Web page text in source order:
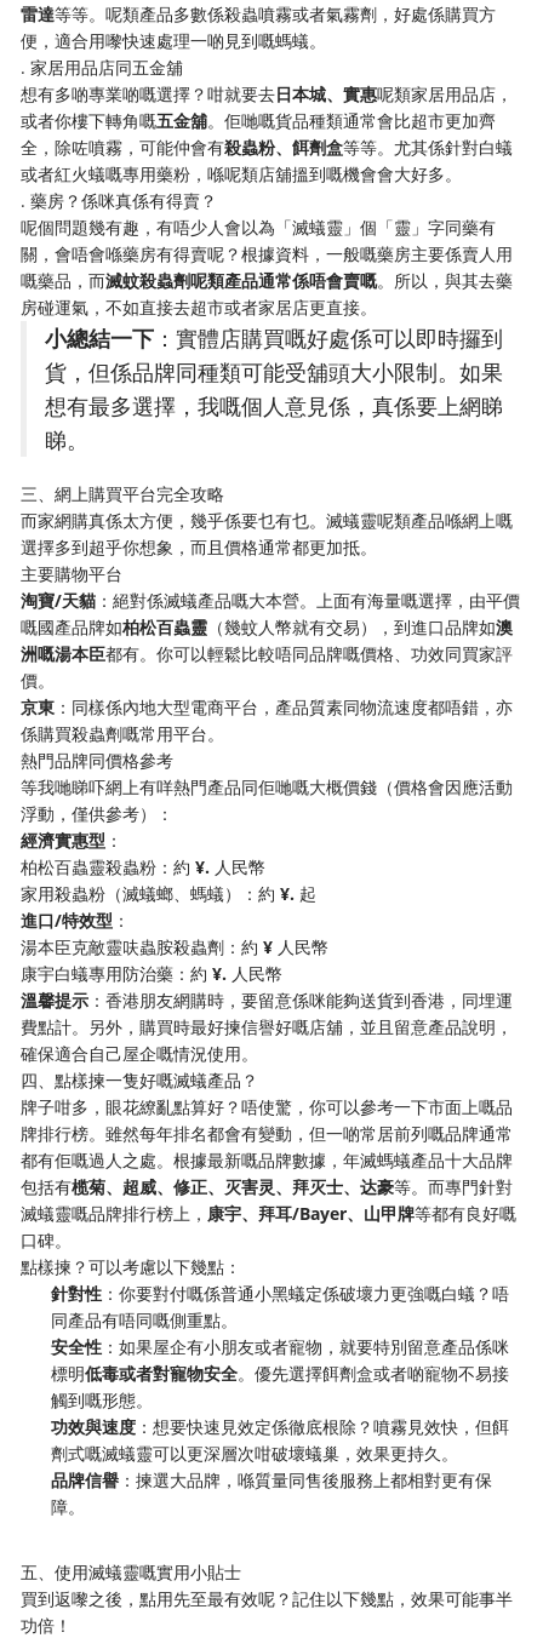
雷達​​等等。呢類產品多數係殺蟲噴霧或者氣霧劑，好處係購買方
便，適合用嚟快速處理一啲見到嘅螞蟻。
. 家居用品店同五金舖
想有多啲專業啲嘅選擇？咁就要去​​日本城、實惠​​呢類家居用品店，
或者你樓下轉角嘅​​五金舖​​。佢哋嘅貨品種類通常會比超市更加齊
全，除咗噴霧，可能仲會有​​殺蟲粉、餌劑盒​​等等。尤其係針對白蟻
或者紅火蟻嘅專用藥粉，喺呢類店舖搵到嘅機會會大好多。
. 藥房？係咪真係有得賣？
呢個問題幾有趣，有唔少人會以為「滅蟻靈」個「靈」字同藥有
關，會唔會喺藥房有得賣呢？根據資料，一般嘅藥房主要係賣人用
嘅藥品，而​​滅蚊殺蟲劑呢類產品通常係唔會賣嘅​​。所以，與其去藥
房碰運氣，不如直接去超市或者家居店更直接。
​小總結一下​ ​：實體店購買嘅好處係可以即時攞到
貨，但係品牌同種類可能受舖頭大小限制。如果
想有最多選擇，我嘅個人意見係，真係要上網睇
睇。
三、網上購買平台完全攻略
而家網購真係太方便，幾乎係要乜有乜。滅蟻靈呢類產品喺網上嘅
選擇多到超乎你想象，而且價格通常都更加抵。
主要購物平台
​淘寶/天貓​ ​：絕對係滅蟻產品嘅大本營。上面有海量嘅選擇，由平價
嘅國產品牌如​​柏松百蟲靈​ ​（幾蚊人幣就有交易），到進口品牌如​​澳
洲嘅湯本臣​​都有。你可以輕鬆比較唔同品牌嘅價格、功效同買家評
價。
​京東​ ​：同樣係內地大型電商平台，產品質素同物流速度都唔錯，亦
係購買殺蟲劑嘅常用平台。
熱門品牌同價格參考
等我哋睇吓網上有咩熱門產品同佢哋嘅大概價錢（價格會因應活動
浮動，僅供參考）：
​經濟實惠型​ ​：
柏松百蟲靈殺蟲粉：約 ​​¥.​ ​ 人民幣
家用殺蟲粉（滅蟻螂、螞蟻）：約 ​​¥.​ ​ 起
​進口/特效型​ ​：
湯本臣克敵靈呋蟲胺殺蟲劑：約 ​​¥​ ​ 人民幣
康宇白蟻專用防治藥：約 ​​¥.​ ​ 人民幣
​溫馨提示​ ​：香港朋友網購時，要留意係咪能夠送貨到香港，同埋運
費點計。另外，購買時最好揀信譽好嘅店舖，並且留意產品說明，
確保適合自己屋企嘅情況使用。
四、點樣揀一隻好嘅滅蟻產品？
牌子咁多，眼花繚亂點算好？唔使驚，你可以參考一下市面上嘅品
牌排行榜。雖然每年排名都會有變動，但一啲常居前列嘅品牌通常
都有佢嘅過人之處。根據最新嘅品牌數據，年滅螞蟻產品十大品牌
包括有​​榄菊、超威、修正、灭害灵、拜灭士、达豪​​等。而專門針對
滅蟻靈嘅品牌排行榜上，​ ​康宇、拜耳/Bayer、山甲牌​​等都有良好嘅
口碑。
點樣揀？可以考慮以下幾點：
​針對性​ ​：你要對付嘅係普通小黑蟻定係破壞力更強嘅白蟻？唔
同產品有唔同嘅側重點。
​安全性​ ​：如果屋企有小朋友或者寵物，就要特別留意產品係咪
標明​​低毒或者對寵物安全​​。優先選擇餌劑盒或者啲寵物不易接
觸到嘅形態。
​功效與速度​ ​：想要快速見效定係徹底根除？噴霧見效快，但餌
劑式嘅滅蟻靈可以更深層次咁破壞蟻巢，效果更持久。
​品牌信譽​ ​：揀選大品牌，喺質量同售後服務上都相對更有保
障。
五、使用滅蟻靈嘅實用小貼士
買到返嚟之後，點用先至最有效呢？記住以下幾點，效果可能事半
功倍！